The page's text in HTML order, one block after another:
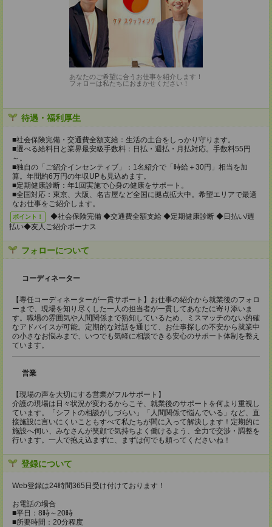
あなたのご希望に合うお仕事を紹介します！
フォローは私たちにおまかせください！
待遇・福利厚生
■社会保険完備・交通費全額支給：生活の土台をしっかり守ります。
■選べる給料日と業界最安級手数料：日払・週払・月払対応。手数料55円
～。
■独自の「ご紹介インセンティブ」：1名紹介で「時給＋30円」相当を加
算。年間約6万円の年収UPも見込めます。
■定期健康診断：年1回実施で心身の健康をサポート。
■全国対応：東京、大阪、名古屋など全国に拠点拡大中。希望エリアで最適
なお仕事をご紹介します。
ポイント！
◆社会保険完備 ◆交通費全額支給 ◆定期健康診断 ◆日払い/週
払い◆友人ご紹介ボーナス
フォローについて
コーディネーター
【専任コーディネーターが一貫サポート】お仕事の紹介から就業後のフォロ
ーまで、現場を知り尽くした一人の担当者が一貫してあなたに寄り添いま
す。職場の雰囲気や人間関係まで熟知しているため、ミスマッチのない的確
なアドバイスが可能。定期的な対話を通じて、お仕事探しの不安から就業中
の小さなお悩みまで、いつでも気軽に相談できる安心のサポート体制を整え
ています。
営業
【現場の声を大切にする営業がフルサポート】
介護の現場は日々状況が変わるからこそ、就業後のサポートを何より重視し
ています。「シフトの相談がしづらい」「人間関係で悩んでいる」など、直
接施設に言いにくいこともすべて私たちが間に入って解決します！定期的に
施設へ伺い、みなさんが笑顔で気持ちよく働けるよう、全力で交渉・調整を
行います。一人で抱え込まずに、まずは何でも頼ってくださいね！
登録について
Web登録は24時間365日受け付けております！
お電話の場合
■平日：8時～20時
■所要時間：20分程度